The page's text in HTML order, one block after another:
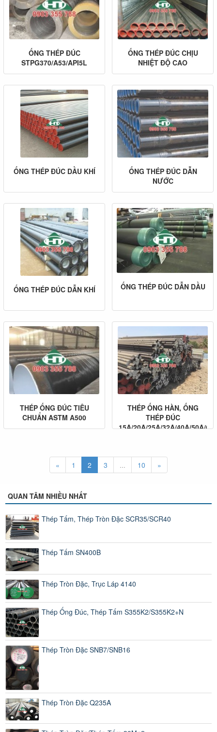
ỐNG THÉP ĐÚC
STPG370/A53/API5L
ỐNG THÉP ĐÚC CHỊU
NHIỆT ĐỘ CAO
ỐNG THÉP ĐÚC DẦU KHÍ
ỐNG THÉP ĐÚC DẪN
NƯỚC
ỐNG THÉP ĐÚC DẪN KHÍ ỐNG THÉP ĐÚC DẪN DẦU
THÉP ỐNG ĐÚC TIÊU
CHUẨN ASTM A500
THÉP ỐNG HÀN, ỐNG
THÉP ĐÚC
15A/20A/25A/32A/40A/50A/
« 1 2 3 ... 10 »
QUAN TÂM NHIỀU NHẤT
Thép Tấm, Thép Tròn Đặc SCR35/SCR40
Thép Tấm SN400B
Thép Tròn Đặc, Trục Láp 4140
Thép Ống Đúc, Thép Tấm S355K2/S355K2+N
Thép Tròn Đặc SNB7/SNB16
Thép Tròn Đặc Q235A